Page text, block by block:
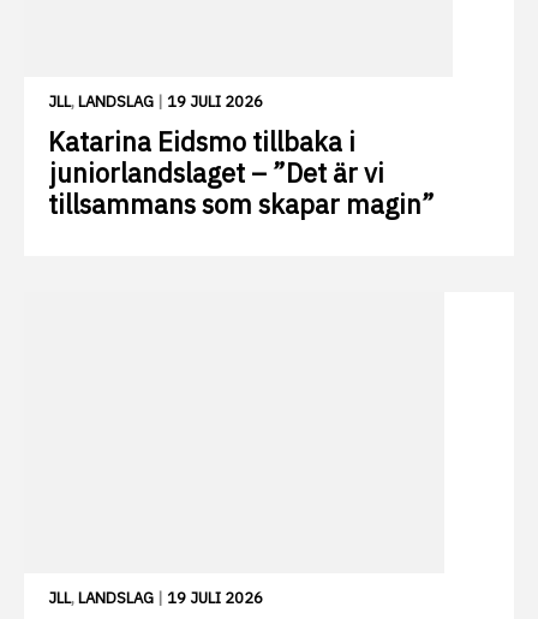
JLL,LANDSLAG | 19 JULI 2026
Katarina Eidsmo tillbaka i
juniorlandslaget – ”Det är vi
tillsammans som skapar magin”
JLL,LANDSLAG | 19 JULI 2026